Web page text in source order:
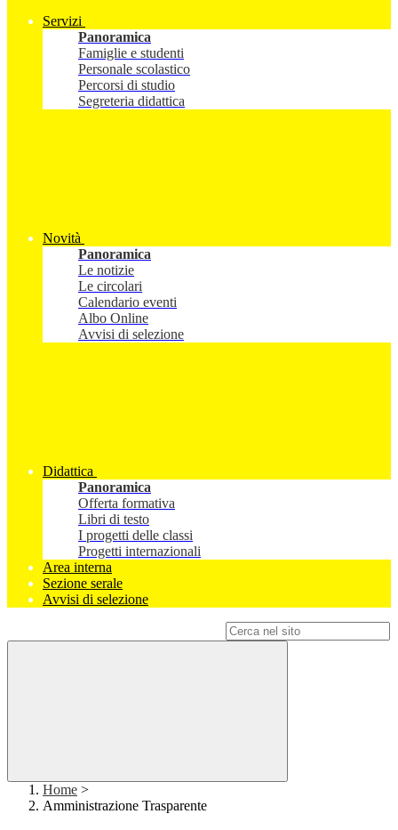
Servizi
Panoramica
Famiglie e studenti
Personale scolastico
Percorsi di studio
Segreteria didattica
Novità
Panoramica
Le notizie
Le circolari
Calendario eventi
Albo Online
Avvisi di selezione
Didattica
Panoramica
Offerta formativa
Libri di testo
I progetti delle classi
Progetti internazionali
Area interna
Sezione serale
Avvisi di selezione
Home >
Amministrazione Trasparente